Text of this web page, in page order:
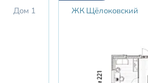
Дом 1 ЖК Щёлоковский